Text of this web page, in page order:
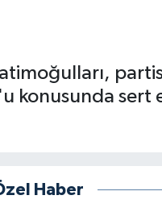
konusunda sert
Haber